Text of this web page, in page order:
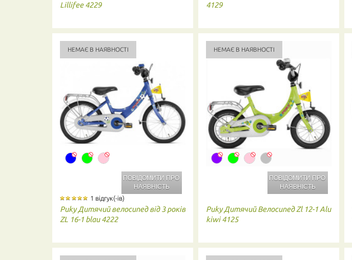
Lillifee 4229
4129
НЕМАЄ В НАЯВНОСТІ
ПОВІДОМИТИ ПРО
НАЯВНІСТЬ
1 відгук(-ів)
Puky Дитячий велосипед від 3 років
ZL 16-1 blau 4222
НЕМАЄ В НАЯВНОСТІ
ПОВІДОМИТИ ПРО
НАЯВНІСТЬ
Puky Дитячий Велосипед Zl 12-1 Alu
kiwi 4125